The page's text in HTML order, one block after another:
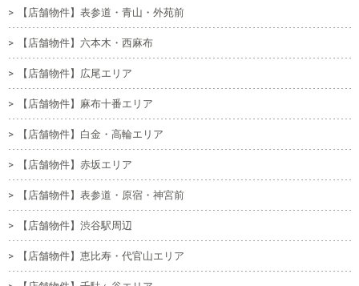
【店舗物件】表参道・青山・外苑前
【店舗物件】六本木・西麻布
【店舗物件】広尾エリア
【店舗物件】麻布十番エリア
【店舗物件】白金・高輪エリア
【店舗物件】赤坂エリア
【店舗物件】表参道・原宿・神宮前
【店舗物件】渋谷駅周辺
【店舗物件】恵比寿・代官山エリア